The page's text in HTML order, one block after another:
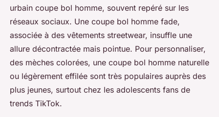
urbain coupe bol homme, souvent repéré sur les
réseaux sociaux. Une coupe bol homme fade,
associée à des vêtements streetwear, insuffle une
allure décontractée mais pointue. Pour personnaliser,
des mèches colorées, une coupe bol homme naturelle
ou légèrement effilée sont très populaires auprès des
plus jeunes, surtout chez les adolescents fans de
trends TikTok.